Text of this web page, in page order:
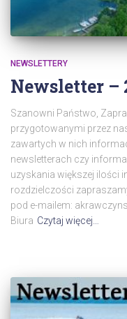
NEWSLETTERY
Newsletter –
Szanowni Państwo,
przygotowanymi przez
zawartych w nich
newsletterach czy
uzyskania większej ilości
rozdzielczości
pod e-mailem:
Biura Czytaj więcej…